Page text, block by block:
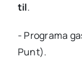
til.
- Pro­gra­ma
Punt).